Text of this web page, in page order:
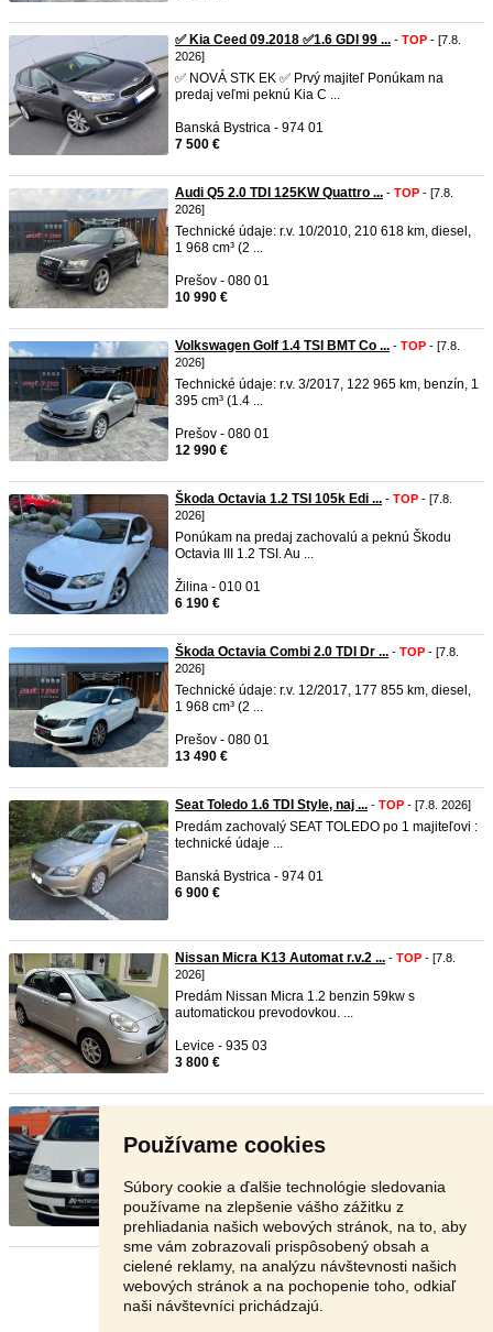
Používame cookies
Súbory cookie a ďalšie technológie sledovania
používame na zlepšenie vášho zážitku z
prehliadania našich webových stránok, na to, aby
sme vám zobrazovali prispôsobený obsah a
cielené reklamy, na analýzu návštevnosti našich
webových stránok a na pochopenie toho, odkiaľ
naši návštevníci prichádzajú.
✅ Kia Ceed 09.2018 ✅1.6 GDI 99 ... - TOP - [7.8.
2026]
✅ NOVÁ STK EK ✅ Prvý majiteľ Ponúkam na
predaj veľmi peknú Kia C ...
Banská Bystrica - 974 01
7 500 €
Audi Q5 2.0 TDI 125KW Quattro ... - TOP - [7.8.
2026]
Technické údaje: r.v. 10/2010, 210 618 km, diesel,
1 968 cm³ (2 ...
Prešov - 080 01
10 990 €
Volkswagen Golf 1.4 TSI BMT Co ... - TOP - [7.8.
2026]
Technické údaje: r.v. 3/2017, 122 965 km, benzín, 1
395 cm³ (1.4 ...
Prešov - 080 01
12 990 €
Škoda Octavia 1.2 TSI 105k Edi ... - TOP - [7.8.
2026]
Ponúkam na predaj zachovalú a peknú Škodu
Octavia III 1.2 TSI. Au ...
Žilina - 010 01
6 190 €
Škoda Octavia Combi 2.0 TDI Dr ... - TOP - [7.8.
2026]
Technické údaje: r.v. 12/2017, 177 855 km, diesel,
1 968 cm³ (2 ...
Prešov - 080 01
13 490 €
Seat Toledo 1.6 TDI Style, naj ... - TOP - [7.8. 2026]
Predám zachovalý SEAT TOLEDO po 1 majiteľovi :
technické údaje ...
Banská Bystrica - 974 01
6 900 €
Nissan Micra K13 Automat r.v.2 ... - TOP - [7.8.
2026]
Predám Nissan Micra 1.2 benzin 59kw s
automatickou prevodovkou. ...
Levice - 935 03
3 800 €
🚗 SEAT Alhambra 2.0 TDI 103 kW | 7-miestna |
Poprad - 058 01
3 499 €
Stránka: 1 2 3 Ďalšia